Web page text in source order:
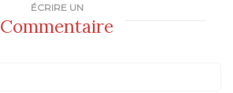
ÉCRIRE UN
Commentaire